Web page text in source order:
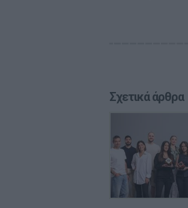
Σχετικά άρθρα